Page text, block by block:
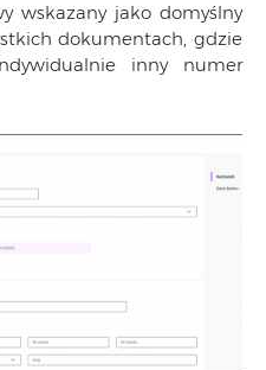
wskazany jako domyślny
dokumentach, gdzie
inny numer